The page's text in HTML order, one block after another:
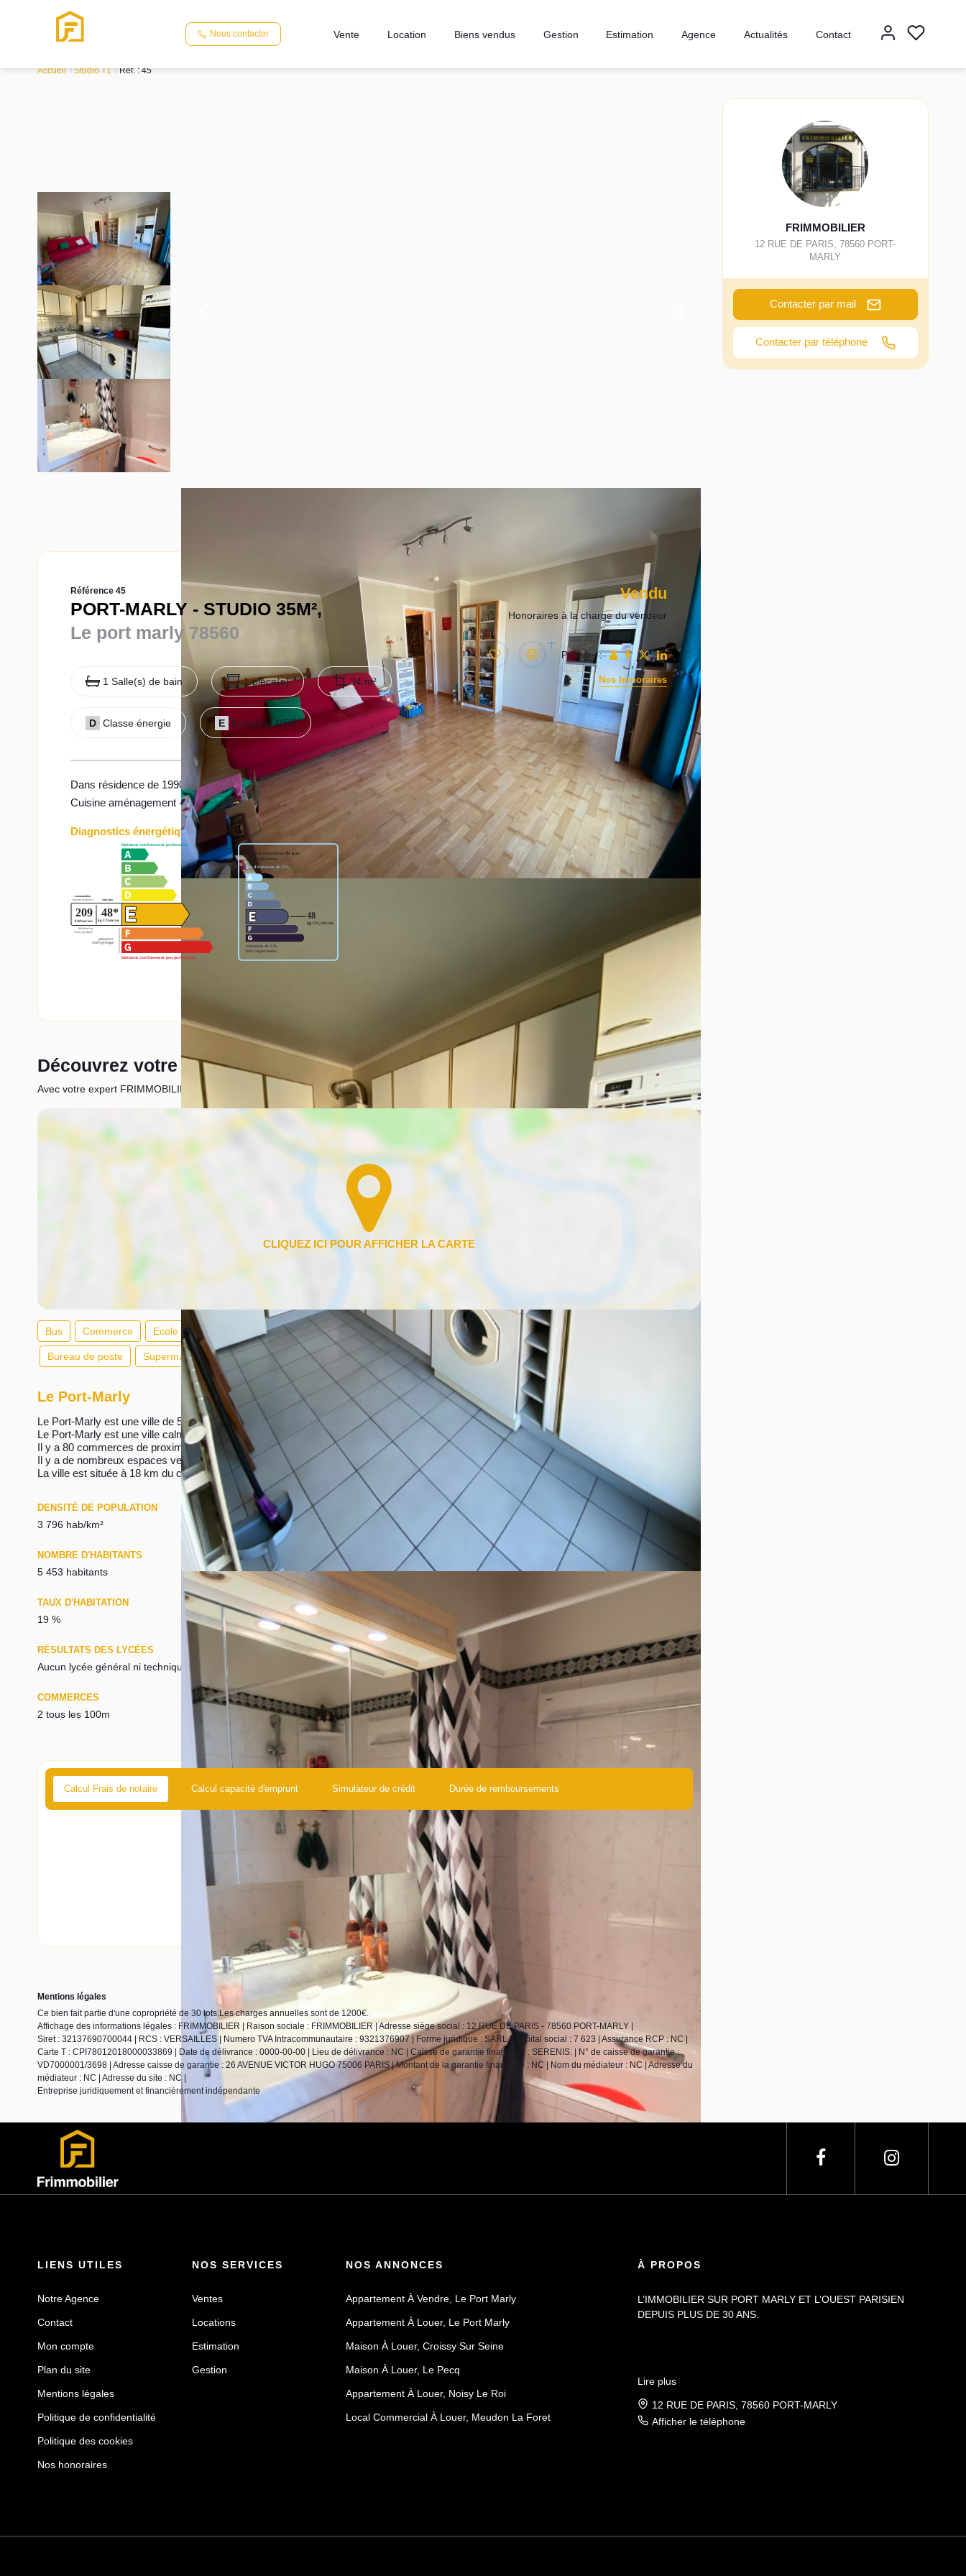
Nous contacter Vente Location Biens vendus Gestion Estimation Agence Actualités Contact
Accueil Studio T1 Ref. : 45
Référence 45
PORT-MARLY - STUDIO 35M²,
Le port marly 78560
1 Salle(s) de bain 1 pièce(s) 34 m²
D Classe énergie E Emission GES
Vendu
Honoraires à la charge du vendeur
Partager :
Nos honoraires
Dans résidence de 1990 - Grand STUDIO de 35m² au 1er étage avec ascenseur comprenant : Entrée - Séjour avec coin nuit -
Cuisine aménagement - Salle de bains avec wc - Cave - Park S/Sol - Idéal pour un 1er achat
Diagnostics énergétiques
Découvrez votre futur quartier
Avec votre expert FRIMMOBILIER Port-Marly
Bus Commerce Ecole Sport Parc, Jardin et Square Métro, gare et tramways Parking Restaurant
Bureau de poste Supermarché
Le Port-Marly
Le Port-Marly est une ville de 5 090 habitants dont 47 % des habitants sont propriétaires.
Le Port-Marly est une ville calme avec 87 % d'appartements et 13 % de maisons.
Il y a 80 commerces de proximité dont des commerces, des restaurants et un supermarché.
Il y a de nombreux espaces verts.
La ville est située à 18 km du centre de Paris ou 41 minutes en voiture.
DENSITÉ DE POPULATION
3 796 hab/km²
ENFANTS ET ADOLESCENTS
27 %
AGE MOYEN
36 ans
NOMBRE D'HABITANTS
5 453 habitants
REVENU MENSUEL PAR MÉNAGE
3 650 euros / mois
TAUX DE PROPRIÉTAIRES
46 %
TAUX D'HABITATION
19 %
TAXE FONCIÈRE
13 %
PART DES MÉNAGES SANS VOITURE
RÉSULTATS DES LYCÉES
Aucun lycée général ni technique
ECOLES ET CRÈCHES RESTAURANTS ET CAFÉS
0,2 tous les 100m
COMMERCES
2 tous les 100m
MÉDECINS
340 hab/médecin
Calcul Frais de notaire Calcul capacité d'emprunt Simulateur de crédit Durée de remboursements
FRIMMOBILIER
12 RUE DE PARIS,78560 PORT-
MARLY
Contacter par mail
Contacter par téléphone
Mentions légales
Ce bien fait partie d'une copropriété de 30 lots.Les charges annuelles sont de 1200€.
Affichage des informations légales : FRIMMOBILIER | Raison sociale : FRIMMOBILIER | Adresse siège social : 12 RUE DE PARIS - 78560 PORT-MARLY |
Siret : 32137690700044 | RCS : VERSAILLES | Numero TVA Intracommunautaire : 9321376907 | Forme juridique : SARL | Capital social : 7 623 | Assurance RCP : NC |
Carte T : CPI78012018000033869 | Date de délivrance : 0000-00-00 | Lieu de délivrance : NC | Caisse de garantie financière : SERENIS. | N° de caisse de garantie :
VD7000001/3698 | Adresse caisse de garantie : 26 AVENUE VICTOR HUGO 75006 PARIS | Montant de la garantie financière : NC | Nom du médiateur : NC | Adresse du
médiateur : NC | Adresse du site : NC |
Entreprise juridiquement et financièrement indépendante
LIENS UTILES
Notre Agence
Contact
Mon compte
Plan du site
Mentions légales
Politique de confidentialité
Politique des cookies
Nos honoraires
NOS SERVICES
Ventes
Locations
Estimation
Gestion
NOS ANNONCES
Appartement À Vendre, Le Port Marly
Appartement À Louer, Le Port Marly
Maison À Louer, Croissy Sur Seine
Maison À Louer, Le Pecq
Appartement À Louer, Noisy Le Roi
Local Commercial À Louer, Meudon La Foret
À PROPOS
L’IMMOBILIER SUR PORT MARLY ET L’OUEST PARISIEN
DEPUIS PLUS DE 30 ANS.
Lire plus
12 RUE DE PARIS, 78560 PORT-MARLY
Afficher le téléphone